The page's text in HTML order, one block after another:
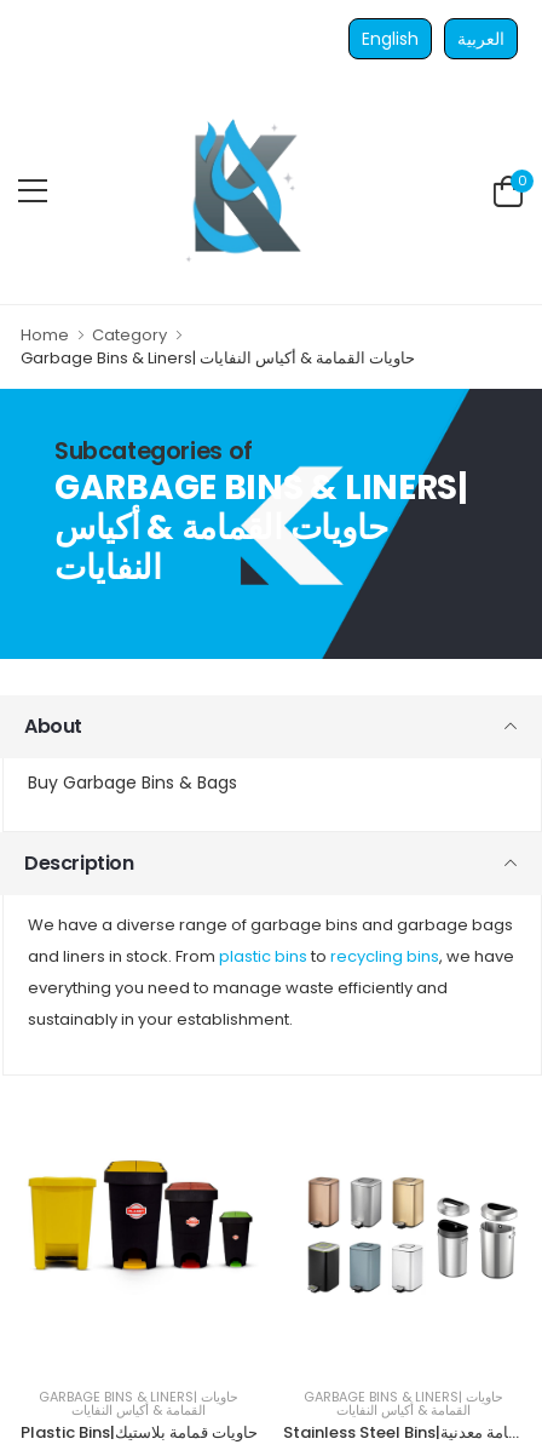
English العربية
0
Home
Category
Garbage Bins & Liners| حاويات القمامة & أكياس النفايات
Subcategories of
GARBAGE BINS & LINERS|
حاويات القمامة & أكياس
النفايات
About
Buy Garbage Bins & Bags
Description
We have a diverse range of garbage bins and garbage bags
and liners in stock. Fromplastic bins torecycling bins, we have
everything you need to manage waste efficiently and
sustainably in your establishment.
GARBAGE BINS & LINERS| حاويات
القمامة & أكياس النفايات
Plastic Bins|حاويات قمامة بلاستيك
GARBAGE BINS & LINERS| حاويات
القمامة & أكياس النفايات
Stainless Steel Bins|حاويات قمامة معدنية